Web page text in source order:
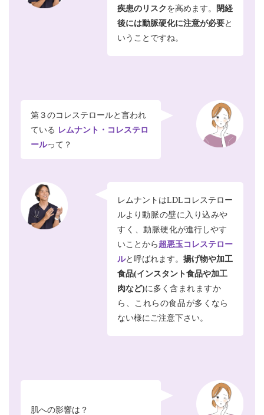
疾患のリスク を高めます。
閉経
後には動脈硬化に注意が必要と
いうことですね。
第３のコレステロールと言われ
ている レムナント・コレステロ
ールって？
レムナントはLDLコレステロー
ルより動脈の壁に入り込みや
すく、動脈硬化が進行しやす
いことから 超悪玉コレステロー
ルと呼ばれます。揚げ物や加工
食品(インスタント食品や加工
肉など)に多く含まれますか
ら、これらの食品が多く なら
ない様にご注意下さい。
肌への影響は？